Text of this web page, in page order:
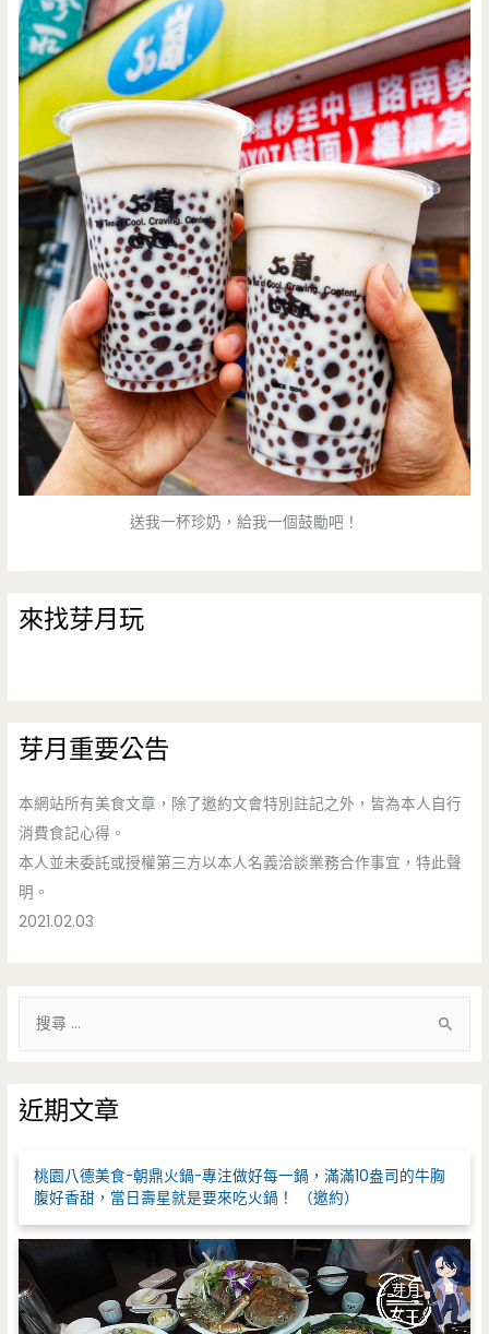
送我一杯珍奶，給我一個鼓勵吧！
來找芽月玩
芽月重要公告
本網站所有美食文章，除了邀約文會特別註記之外，皆為本人自行
消費食記心得。
本人並未委託或授權第三方以本人名義洽談業務合作事宜，特此聲
明。
2021.02.03
鍵
字
近期文章
桃園八德美食-朝鼎火鍋-專注做好每一鍋，滿滿10盎司的牛胸
腹好香甜，當日壽星就是要來吃火鍋！ （邀約）